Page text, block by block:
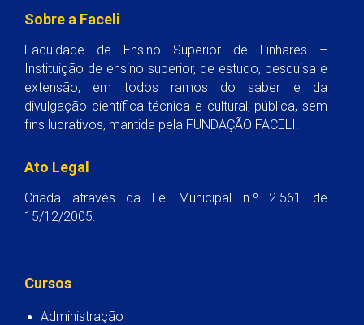
Sobre a Faceli
Faculdade de Ensino Superior de Linhares –
Instituição de ensino superior, de estudo, pesquisa e
extensão, em todos ramos do saber e da
divulgação científica técnica e cultural, pública, sem
fins lucrativos, mantida pela FUNDAÇÃO FACELI.
Ato Legal
Criada através da Lei Municipal n.º 2.561 de
15/12/2005.
Cursos
Administração